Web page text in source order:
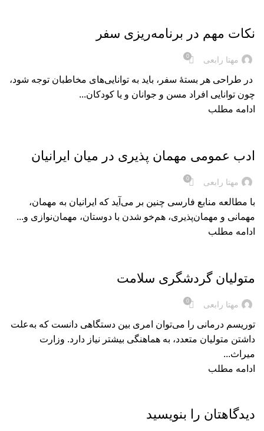
نکات مهم در برنامه‌‌ریزی سفر
مهتا رابعی 0
در طراحی هر بستۀ سفر، باید به توانایی‌های مخاطبان توجه شود،
چون توانایی افراد مسن و جوانان و یا کودکان...
ادامه مطلب
ادب عمومی مهمان‌ پذیری در میان ایرانیان
مهتا رابعی 0
با مطالعه منابع فارسی چنین بر می‌آید که ایرانیان به مهمان،
مهمانی و مهمان‌پذیری، هم‌خو شدن با دوستان، مهمان‌نوازی و...
ادامه مطلب
متولیان گردشگری سلامت
مهتا رابعی 0
توریسم درمانی را می‌توان امری بین دستگاهی دانست که به‌علت
داشتن متولیان متعدد، به هماهنگی بیشتر نیاز دارد. وزارت
میراث...
ادامه مطلب
دیدگاهتان را بنویسید